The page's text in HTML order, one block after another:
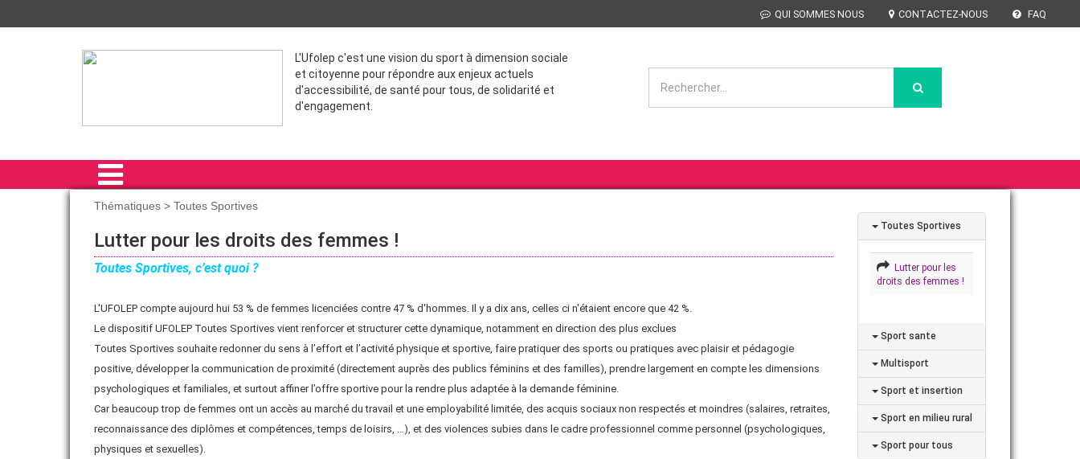
QUI SOMMES NOUS CONTACTEZ-NOUS FAQ
L'Ufolep c'est une vision du sport à dimension sociale
et citoyenne pour répondre aux enjeux actuels
d'accessibilité, de santé pour tous, de solidarité et
d'engagement.
DISCIPLINES
COMMUNICATION
FORMATIONS
VIE ASSOCIATIVE
VIE STATUTAIRE
Thématiques > Toutes Sportives
Lutter pour les droits des femmes !
Toutes Sportives, c’est quoi ?
L'UFOLEP compte aujourd hui 53 % de femmes licenciées contre 47 % d'hommes. Il y a dix ans, celles ci n'étaient encore que 42 %.
Le dispositif UFOLEP Toutes Sportives vient renforcer et structurer cette dynamique, notamment en direction des plus exclues
Toutes Sportives souhaite redonner du sens à l’effort et l’activité physique et sportive, faire pratiquer des sports ou pratiques avec plaisir et pédagogie
positive, développer la communication de proximité (directement auprès des publics féminins et des familles), prendre largement en compte les dimensions
psychologiques et familiales, et surtout affiner l’offre sportive pour la rendre plus adaptée à la demande féminine.
Car beaucoup trop de femmes ont un accès au marché du travail et une employabilité limitée, des acquis sociaux non respectés et moindres (salaires, retraites,
reconnaissance des diplômes et compétences, temps de loisirs, …), et des violences subies dans le cadre professionnel comme personnel (psychologiques,
physiques et sexuelles).
Toutes Sportives
Lutter pour les
droits des femmes !
Sport sante
Multisport
Sport et insertion
Sport en milieu rural
Sport pour tous